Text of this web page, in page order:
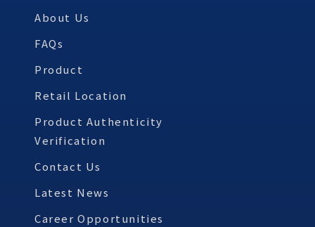
About Us
FAQs
Product
Retail Location
Product Authenticity
Verification
Contact Us
Latest News
Career Opportunities